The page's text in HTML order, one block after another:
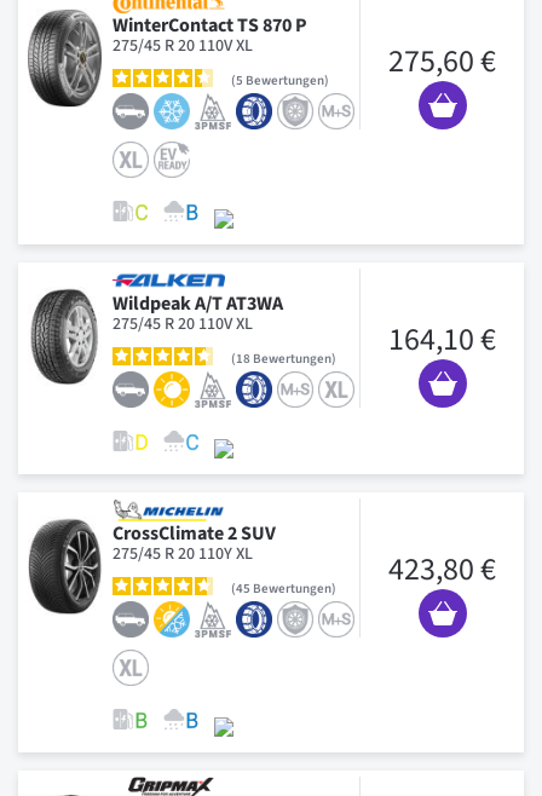
WinterContact TS 870 P
275/45 R 20 110V XL
5 Bewertungen 275,60 €
Wildpeak A/T AT3WA
275/45 R 20 110V XL
18 Bewertungen 164,10 €
CrossClimate 2 SUV
275/45 R 20 110Y XL
45 Bewertungen 423,80 €